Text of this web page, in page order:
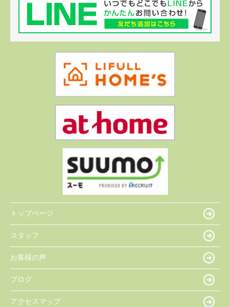
トップページ
スタッフ
お客様の声
ブログ
アクセスマップ